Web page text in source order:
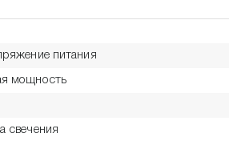
питания
мощность
свечения